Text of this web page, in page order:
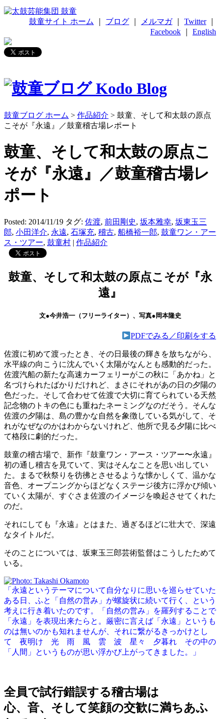
鼓童サイト ホーム ブログ メルマガ｜ Twitter｜
Facebook
English
鼓童ブログ ホーム > 作品紹介 > 鼓童、そして和太鼓の原点
こそが『永遠』／鼓童稽古場レポート
鼓童、そして和太鼓の原点こ
そが『永遠』／鼓童稽古場レ
ポート
Posted: 2014/11/19 タグ: 佐渡, 前田剛史, 坂本雅幸, 坂東玉三
郎, 小田洋介, 永遠, 石塚充, 稽古, 船橋裕一郎, 鼓童ワン・アー
ス・ツアー, 鼓童村 | 作品紹介
鼓童、そして和太鼓の原点こそが『永
遠』
文●今井浩一（フリーライター）、写真●岡本隆史
PDFでみる／印刷をする
佐渡に初めて渡ったとき、その日最後の輝きを放ちながら、
水平線の向こうに沈んでいく太陽がなんとも感動的だった。
佐渡汽船の新たな高速カーフェリーがこの秋に「あかね」と
名づけられたばかりだけれど、まさにそれがあの日の夕陽の
色だった。そして合わせて佐渡で大切に育てられている天然
記念物のトキの色にも重ねたネーミングなのだそう。そんな
佐渡の夕陽は、島の豊かな自然を象徴している気がして、そ
れがなぜなのかはわからないけれど、他所で見る夕陽に比べ
て格段に劇的だった。
鼓童の稽古場で、新作『鼓童ワン・アース・ツアー〜永遠』
初の通し稽古を見ていて、実はそんなことを思い出してい
た。まるで秋祭りを彷彿とさせるような懐かしくて、温かな
音色、オープニングからほどなくステージ後方に浮かび傾い
ていく太陽が、すぐさま佐渡のイメージを喚起させてくれた
のだ。
それにしても『永遠』とはまた、過ぎるほどに壮大で、深遠
なタイトルだ。
そのことについては、坂東玉三郎芸術監督はこうしたためて
いる。
「永遠というテーマについて自分なりに思いを巡らせていた
ある日、ふと「自然の営み」が螺旋状に続いて行く、という
考えに行き着いたのです。「自然の営み」を羅列することで
「永遠」を表現出来たらと。厳密に言えば「永遠」というも
のは無いのかも知れませんが、それに繋がるきっかけとし
て 夜明け 光 雨 風 雲 波 星々 夕暮れ その中の
「人間」というものが思い浮かび上がってきました。」
全員で試行錯誤する稽古場は
心、音、そして笑顔の交歓に満ちあふ